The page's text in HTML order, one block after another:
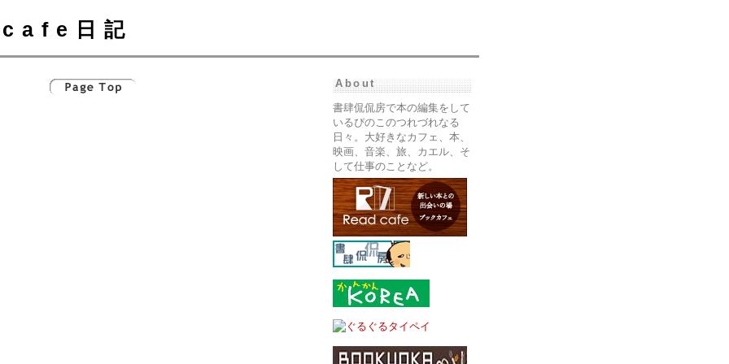
cafe日記
About
書肆侃侃房で本の編集をして
いるぴのこのつれづれなる
日々。大好きなカフェ、本、
映画、音楽、旅、カエル、そ
して仕事のことなど。